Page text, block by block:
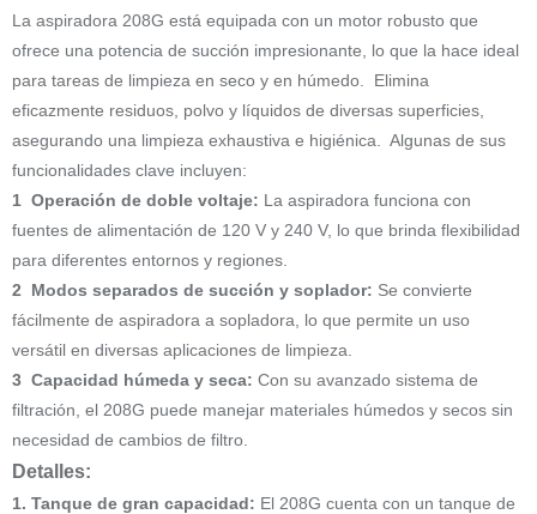
La aspiradora 208G está equipada con un motor robusto que
ofrece una potencia de succión impresionante, lo que la hace ideal
para tareas de limpieza en seco y en húmedo. Elimina
eficazmente residuos, polvo y líquidos de diversas superficies,
asegurando una limpieza exhaustiva e higiénica. Algunas de sus
funcionalidades clave incluyen:
1 Operación de doble voltaje: La aspiradora funciona con
fuentes de alimentación de 120 V y 240 V, lo que brinda flexibilidad
para diferentes entornos y regiones.
2 Modos separados de succión y soplador: Se convierte
fácilmente de aspiradora a sopladora, lo que permite un uso
versátil en diversas aplicaciones de limpieza.
3 Capacidad húmeda y seca: Con su avanzado sistema de
filtración, el 208G puede manejar materiales húmedos y secos sin
necesidad de cambios de filtro.
Detalles:
1. Tanque de gran capacidad: El 208G cuenta con un tanque de